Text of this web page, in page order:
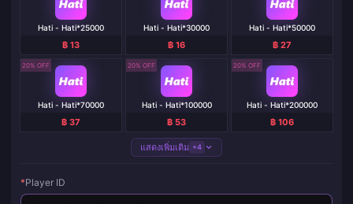
Hati - Hati*25000
฿ 13
Hati - Hati*30000
฿ 16
Hati - Hati*50000
฿ 27
20% OFF
Hati - Hati*70000
฿ 37
20% OFF
Hati - Hati*100000
฿ 53
20% OFF
Hati - Hati*200000
฿ 106
แสดงเพิ่มเติม +4
*Player ID